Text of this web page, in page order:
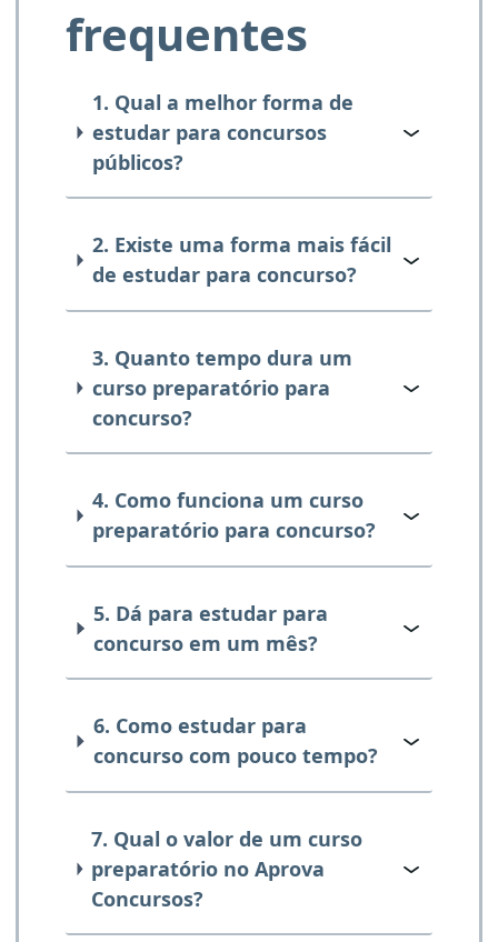
frequentes
1. Qual a melhor forma de
estudar para concursos
públicos?
2. Existe uma forma mais fácil
de estudar para concurso?
3. Quanto tempo dura um
curso preparatório para
concurso?
4. Como funciona um curso
preparatório para concurso?
5. Dá para estudar para
concurso em um mês?
6. Como estudar para
concurso com pouco tempo?
7. Qual o valor de um curso
preparatório no Aprova
Concursos?